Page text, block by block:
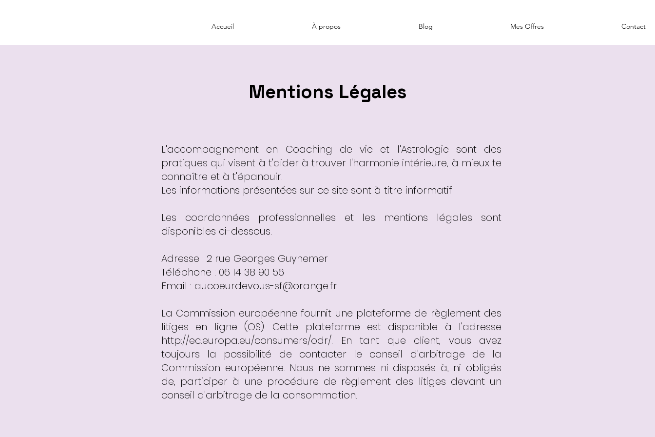
Accueil À propos Blog Mes Offres Contact
Mentions Légales
L'accompagnement en Coaching de vie et l'Astrologie sont des
pratiques qui visent à t'aider à trouver l'harmonie intérieure, à mieux te
connaître et à t'épanouir.
Les informations présentées sur ce site sont à titre informatif.
Les coordonnées professionnelles et les mentions légales sont
disponibles ci-dessous.
Adresse : 2 rue Georges Guynemer
Téléphone : 06 14 38 90 56
Email : aucoeurdevous-sf@orange.fr
La Commission européenne fournit une plateforme de règlement des
litiges en ligne (OS). Cette plateforme est disponible à l'adresse
http://ec.europa.eu/consumers/odr/. En tant que client, vous avez
toujours la possibilité de contacter le conseil d'arbitrage de la
Commission européenne. Nous ne sommes ni disposés à, ni obligés
de, participer à une procédure de règlement des litiges devant un
conseil d'arbitrage de la consommation.